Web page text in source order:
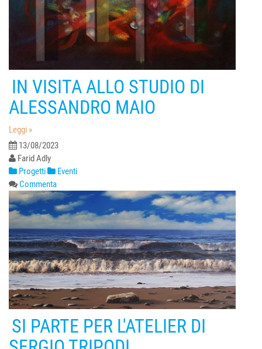
IN VISITA ALLO STUDIO DI
ALESSANDRO MAIO
Leggi »
13/08/2023
Farid Adly
Progetti
Eventi
Commenta
SI PARTE PER L'ATELIER DI